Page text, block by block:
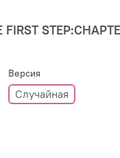
FIRST
Версия
Случайная